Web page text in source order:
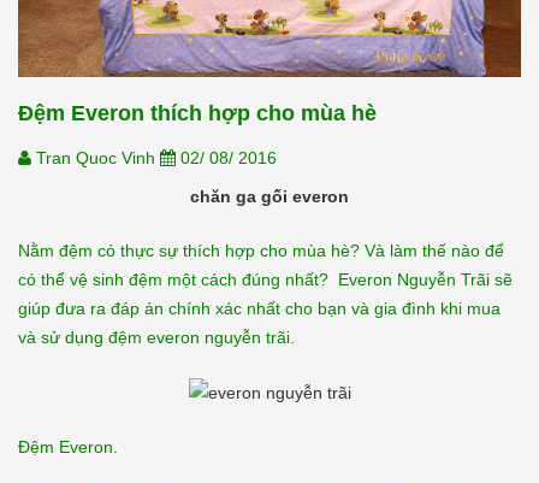
Đệm Everon thích hợp cho mùa hè
Tran Quoc Vinh
02/ 08/ 2016
chăn ga gối everon
Nằm đệm có thực sự thích hợp cho mùa hè? Và làm thế nào để
có thể vệ sinh đệm một cách đúng nhất? Everon Nguyễn Trãi sẽ
giúp đưa ra đáp án chính xác nhất cho bạn và gia đình khi mua
và sử dụng đệm everon nguyễn trãi.
Đệm Everon.